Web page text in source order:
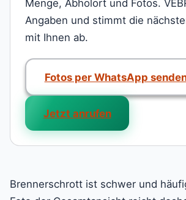
Menge, Abholort und Fotos.
Angaben und stimmt die
mit Ihnen ab.
Fotos per WhatsApp
Jetzt anrufen
Brennerschrott ist schwer und